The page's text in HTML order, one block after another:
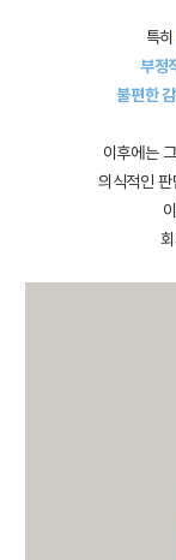
특히
부정
불편한
이후에는
의식적인